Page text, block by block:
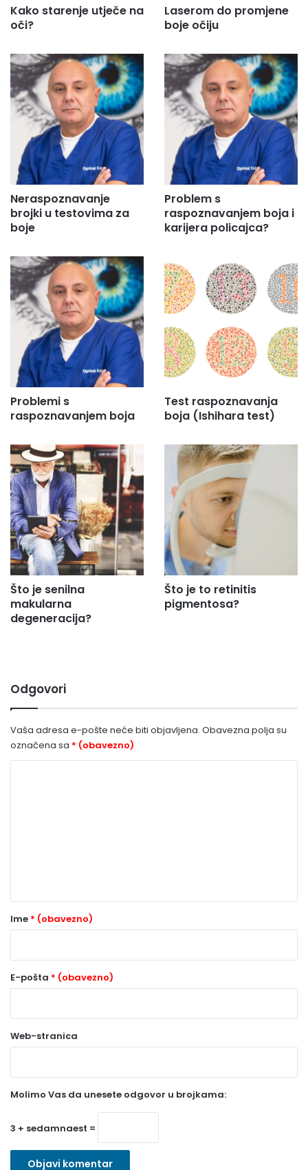
Kako starenje utječe na
oči?
Laserom do promjene
boje očiju
Neraspoznavanje
brojki u testovima za
boje
Problem s
raspoznavanjem boja i
karijera policajca?
Problemi s
raspoznavanjem boja
Test raspoznavanja
boja (Ishihara test)
Što je senilna
makularna
degeneracija?
Što je to retinitis
pigmentosa?
Odgovori
Vaša adresa e-pošte neće biti objavljena. Obavezna polja su
označena sa * (obavezno)
r
o
a
v
z
n
Ime * (obavezno)
E-pošta * (obavezno)
Web-stranica
Molimo Vas da unesete odgovor u brojkama:
3 + sedamnaest =